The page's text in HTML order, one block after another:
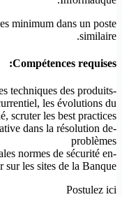
minimum dans un poste
similaire.
Compétences requises:
techniques des produits
les évolutions du
scruter les best practices…
dans la résolution de
problèmes
normes de sécurité en
sur les sites de la Banque
Postulez ici